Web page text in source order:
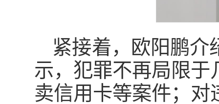
紧接着，欧阳鹏
示，犯罪不再局限
卖信用卡等案件；